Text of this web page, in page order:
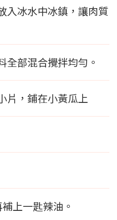
入冰水中冰鎮，讓肉質
全部混合攪拌均勻。
片，鋪在小黃瓜上
上一匙辣油。